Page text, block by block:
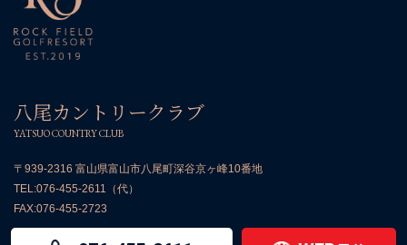
八尾カントリークラブ
YATSUO COUNTRY CLUB
〒939-2316 富山県富山市八尾町深谷京ヶ峰10番地
TEL:076-455-2611 （代）
FAX:076-455-2723